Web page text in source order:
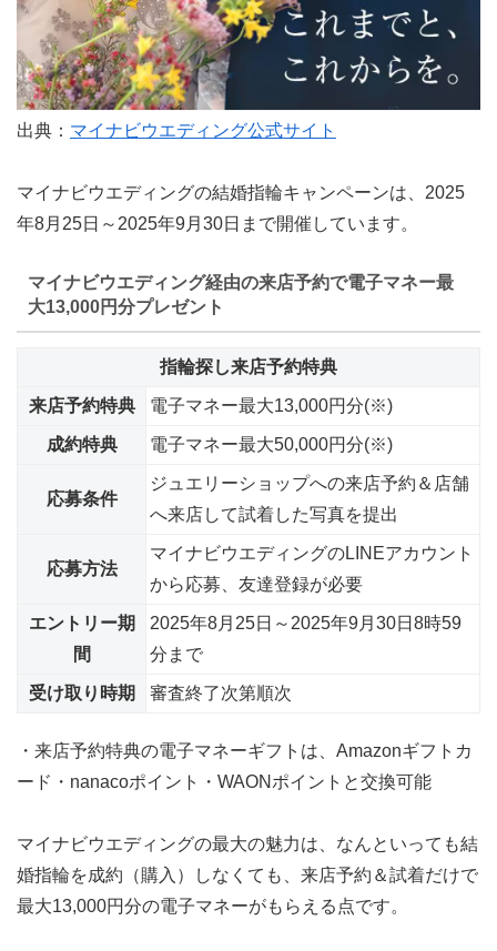
出典： マイナビウエディング公式サイト
マイナビウエディングの結婚指輪キャンペーンは、 2025
年8月25日～2025年9月30日まで開催 しています。
マイナビウエディング経由の来店予約で電子マネー最
大13,000円分プレゼント
指輪探し来店予約特典
来店予約特典 電子マネー最大13,000円分(※)
成約特典 電子マネー最大50,000円分(※)
応募条件
ジュエリーショップへの来店予約＆店舗
へ来店して試着した写真を提出
応募方法
マイナビウエディングのLINEアカウント
から応募、友達登録が必要
エントリー期
間
2025年8月25日～2025年9月30日8時59
分まで
受け取り時期 審査終了次第順次
・来店予約特典の電子マネーギフトは、Amazonギフトカ
ード・nanacoポイント・WAONポイントと交換可能
マイナビウエディングの最大の魅力は、なんといっても結
婚指輪を成約（購入）しなくても、来店予約＆試着だけで
最大13,000円分の電子マネーがもらえる 点です。